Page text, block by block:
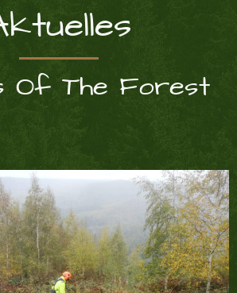
Of The Forest